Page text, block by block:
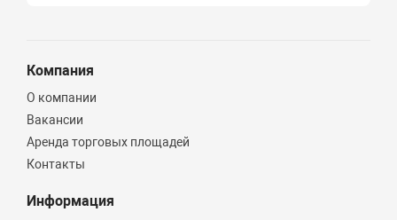
Компания
О компании
Вакансии
Аренда торговых площадей
Контакты
Информация